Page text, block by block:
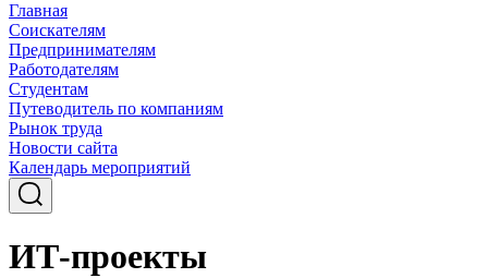
Главная
Соискателям
Предпринимателям
Работодателям
Студентам
Путеводитель по компаниям
Рынок труда
Новости сайта
Календарь мероприятий
ИТ-проекты